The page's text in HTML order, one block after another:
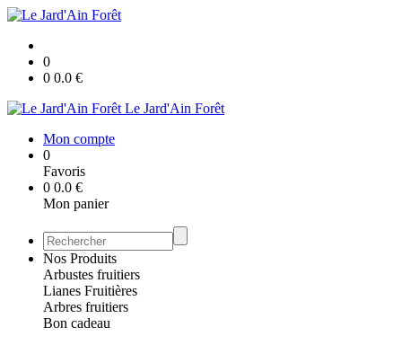
0
0 0.0 €
Le Jard'Ain Forêt
Mon compte
0
Favoris
0 0.0 €
Mon panier
Nos Produits
Arbustes fruitiers
Lianes Fruitières
Arbres fruitiers
Bon cadeau